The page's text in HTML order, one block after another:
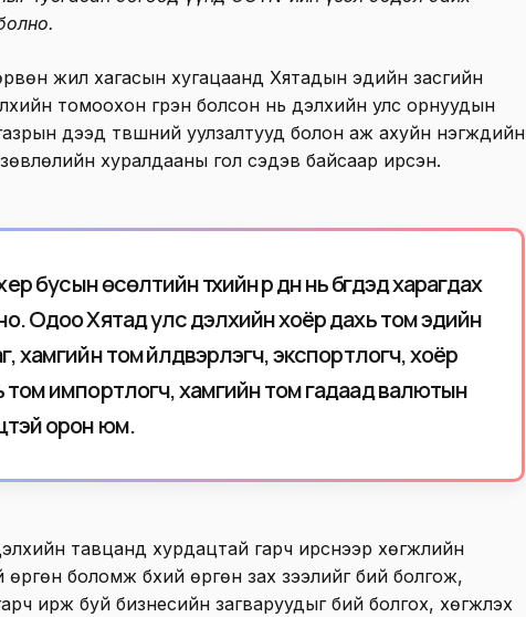
жил хагасын хугацаанд Хятадын эдийн засгийн
томоохон гүрэн болсон нь дэлхийн улс орнуудын
дээд түвшний уулзалтууд болон аж ахуйн нэгжүүдийн
хуралдааны гол сэдэв байсаар ирсэн.
ер бусын өсөлтийн түүхийн үр дүн нь бүгдэд харагдах
Одоо Хятад улс дэлхийн хоёр дахь том эдийн
хамгийн том үйлдвэрлэгч, экспортлогч, хоёр
том импортлогч, хамгийн том гадаад валютын
орон юм.
тавцанд хурдацтай гарч ирснээр хөгжлийн
өргөн боломж бүхий өргөн зах зээлийг бий болгож,
ирж буй бизнесийн загваруудыг бий болгох, хөгжүүлэх